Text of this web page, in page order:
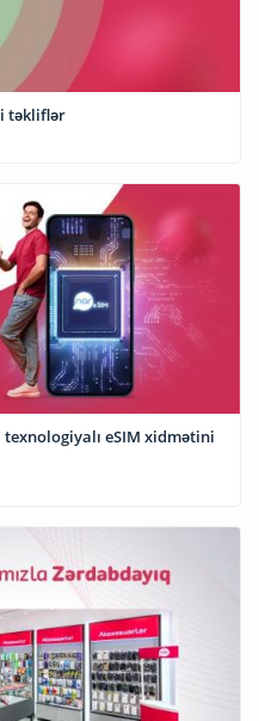
təkliflər
eSIM xidmətini